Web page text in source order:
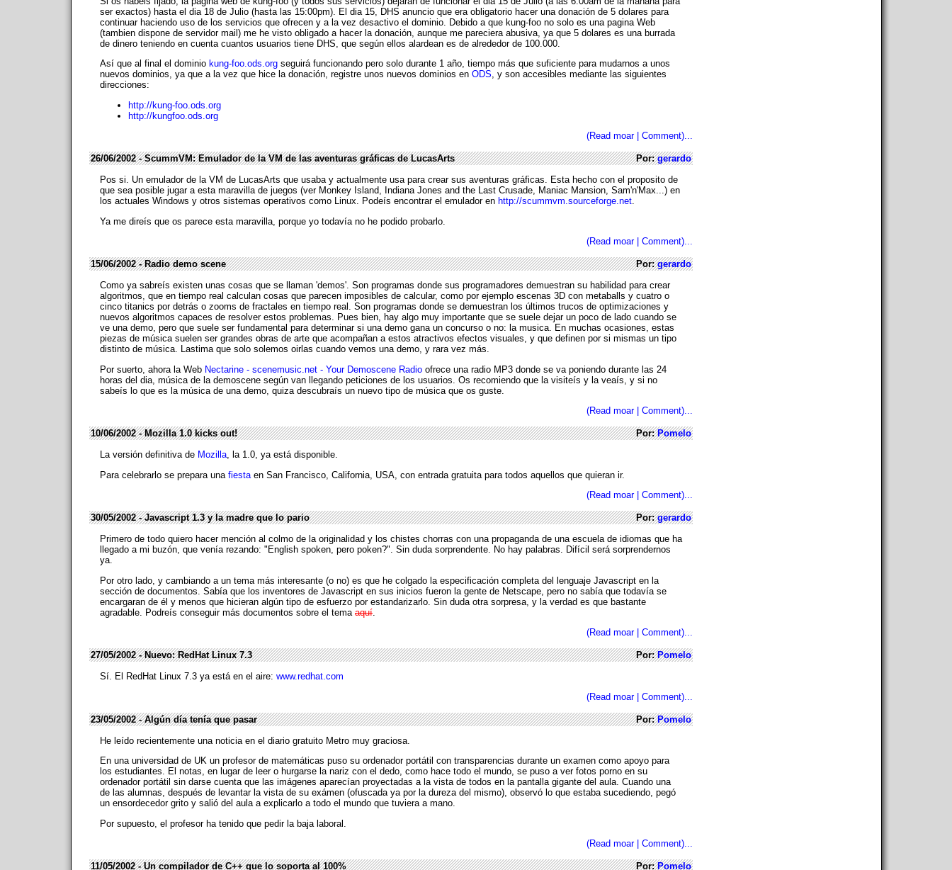
ser exactos) hasta el dia 18 de Julio (hasta las 15:00pm). El dia 15, DHS anuncio que era obligatorio hacer una donación de 5 dolares para
continuar haciendo uso de los servicios que ofrecen y a la vez desactivo el dominio. Debido a que kung-foo no solo es una pagina Web
(tambien dispone de servidor mail) me he visto obligado a hacer la donación, aunque me pareciera abusiva, ya que 5 dolares es una burrada
de dinero teniendo en cuenta cuantos usuarios tiene DHS, que según ellos alardean es de alrededor de 100.000.
Así que al final el dominio kung-foo.ods.org seguirá funcionando pero solo durante 1 año, tiempo más que suficiente para mudarnos a unos
nuevos dominios, ya que a la vez que hice la donación, registre unos nuevos dominios en ODS, y son accesibles mediante las siguientes
direcciones:
http://kung-foo.ods.org
http://kungfoo.ods.org
(Read moar | Comment)...
26/06/2002 - ScummVM: Emulador de la VM de las aventuras gráficas de LucasArts Por:gerardo
Pos si. Un emulador de la VM de LucasArts que usaba y actualmente usa para crear sus aventuras gráficas. Esta hecho con el proposito de
que sea posible jugar a esta maravilla de juegos (ver Monkey Island, Indiana Jones and the Last Crusade, Maniac Mansion, Sam'n'Max...) en
los actuales Windows y otros sistemas operativos como Linux. Podeís encontrar el emulador en http://scummvm.sourceforge.net.
Ya me direís que os parece esta maravilla, porque yo todavía no he podido probarlo.
(Read moar | Comment)...
15/06/2002 - Radio demo scene Por:gerardo
Como ya sabreís existen unas cosas que se llaman 'demos'. Son programas donde sus programadores demuestran su habilidad para crear
algoritmos, que en tiempo real calculan cosas que parecen imposibles de calcular, como por ejemplo escenas 3D con metaballs y cuatro o
cinco titanics por detrás o zooms de fractales en tiempo real. Son programas donde se demuestran los últimos trucos de optimizaciones y
nuevos algoritmos capaces de resolver estos problemas. Pues bien, hay algo muy importante que se suele dejar un poco de lado cuando se
ve una demo, pero que suele ser fundamental para determinar si una demo gana un concurso o no: la musica. En muchas ocasiones, estas
piezas de música suelen ser grandes obras de arte que acompañan a estos atractivos efectos visuales, y que definen por si mismas un tipo
distinto de música. Lastima que solo solemos oirlas cuando vemos una demo, y rara vez más.
Por suerto, ahora la Web Nectarine - scenemusic.net - Your Demoscene Radio ofrece una radio MP3 donde se va poniendo durante las 24
horas del dia, música de la demoscene según van llegando peticiones de los usuarios. Os recomiendo que la visiteís y la veaís, y si no
sabeís lo que es la música de una demo, quiza descubraís un nuevo tipo de música que os guste.
(Read moar | Comment)...
10/06/2002 - Mozilla 1.0 kicks out! Por:Pomelo
La versión definitiva de Mozilla, la 1.0, ya está disponible.
Para celebrarlo se prepara una fiesta en San Francisco, California, USA, con entrada gratuita para todos aquellos que quieran ir.
(Read moar | Comment)...
30/05/2002 - Javascript 1.3 y la madre que lo pario Por:gerardo
Primero de todo quiero hacer mención al colmo de la originalidad y los chistes chorras con una propaganda de una escuela de idiomas que ha
llegado a mi buzón, que venía rezando: "English spoken, pero poken?". Sin duda sorprendente. No hay palabras. Difícil será sorprendernos
ya.
Por otro lado, y cambiando a un tema más interesante (o no) es que he colgado la especificación completa del lenguaje Javascript en la
sección de documentos. Sabía que los inventores de Javascript en sus inicios fueron la gente de Netscape, pero no sabía que todavía se
encargaran de él y menos que hicieran algún tipo de esfuerzo por estandarizarlo. Sin duda otra sorpresa, y la verdad es que bastante
agradable. Podreís conseguir más documentos sobre el tema aquí
(Read moar | Comment)...
27/05/2002 - Nuevo: RedHat Linux 7.3 Por:Pomelo
Sí. El RedHat Linux 7.3 ya está en el aire: www.redhat.com
(Read moar | Comment)...
23/05/2002 - Algún día tenía que pasar Por:Pomelo
He leído recientemente una noticia en el diario gratuito Metro muy graciosa.
En una universidad de UK un profesor de matemáticas puso su ordenador portátil con transparencias durante un examen como apoyo para
los estudiantes. El notas, en lugar de leer o hurgarse la nariz con el dedo, como hace todo el mundo, se puso a ver fotos porno en su
ordenador portátil sin darse cuenta que las imágenes aparecían proyectadas a la vista de todos en la pantalla gigante del aula. Cuando una
de las alumnas, después de levantar la vista de su exámen (ofuscada ya por la dureza del mismo), observó lo que estaba sucediendo, pegó
un ensordecedor grito y salió del aula a explicarlo a todo el mundo que tuviera a mano.
Por supuesto, el profesor ha tenido que pedir la baja laboral.
(Read moar | Comment)...
11/05/2002 - Un compilador de C++ que lo soporta al 100% Por:Pomelo